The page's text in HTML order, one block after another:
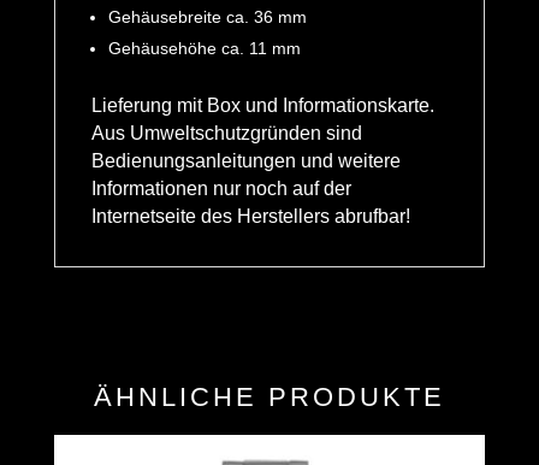
Gehäusebreite ca. 36 mm
Gehäusehöhe ca. 11 mm
Lieferung mit Box und Informationskarte.
Aus Umweltschutzgründen sind
Bedienungsanleitungen und weitere
Informationen nur noch auf der
Internetseite des Herstellers abrufbar!
ÄHNLICHE PRODUKTE